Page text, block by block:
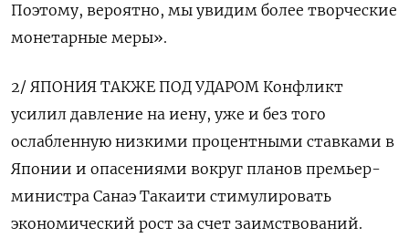
Поэтому, вероятно, мы увидим ​более творческие
монетарные меры».
2/ ЯПОНИЯ ТАКЖЕ ПОД УДАРОМ Конфликт
усилил давление на иену, ​уже ⁠и без того
ослабленную низкими процентными ставками в
Японии и опасениями вокруг планов премьер-
министра Санаэ Такаити стимулировать
экономический рост за счет заимствований.